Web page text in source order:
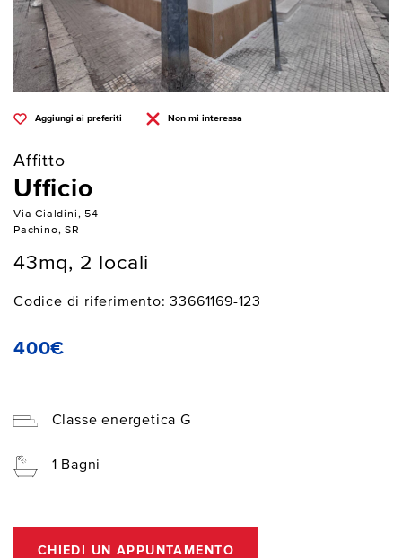
Aggiungi ai preferiti Non mi interessa
Affitto
Ufficio
Via Cialdini, 54
Pachino, SR
43mq, 2 locali
Codice di riferimento: 33661169-123
400€
Classe energetica G
1 Bagni
CHIEDI UN APPUNTAMENTO